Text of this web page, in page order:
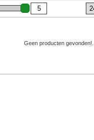
Geen producten gevonden!...